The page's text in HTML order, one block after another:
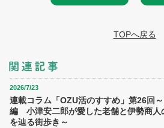
TOPへ戻る
2026/7/23
連載コラム「OZU活のすすめ」第26回
編 小津安二郎が愛した老舗と伊勢商人
を辿る街歩き～